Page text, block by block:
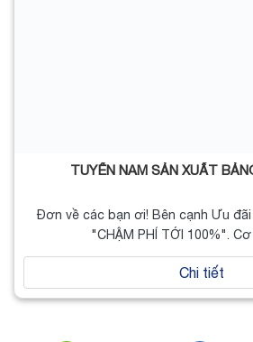
TUYỂN NAM SẢN XUẤT
Đơn về các bạn ơi! Bên cạnh Ưu
"CHẬM PHÍ TỚI 100%".
Chi tiết